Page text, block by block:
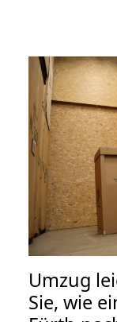
Umzug
Sie, wie